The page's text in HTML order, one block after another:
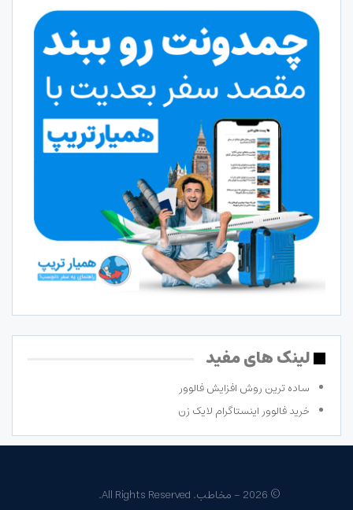
لینک های مفید
ساده ترین روش افزایش فالوور
خرید فالوور اینستاگرام لایک زن
© 2026 - مخاطب. All Rights Reserved.